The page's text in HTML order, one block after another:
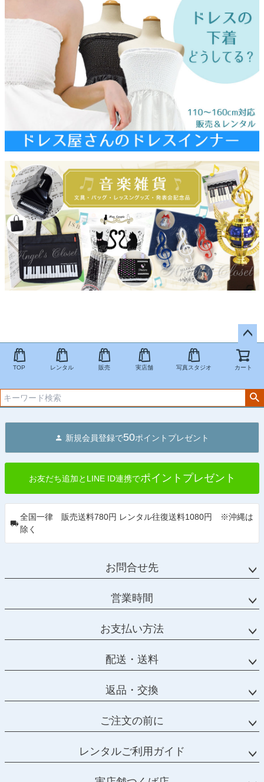
ペー
ジト
へ
TOP レンタル 販売 実店舗 写真スタジオ カート
新規会員登録で50ポイントプレゼント
お友だち追加とLINE ID連携でポイントプレゼント
全国一律 販売送料780円 レンタル往復送料1080円 ※沖縄は
除く
お問合せ先
営業時間
お支払い方法
配送・送料
返品・交換
ご注文の前に
レンタルご利用ガイド